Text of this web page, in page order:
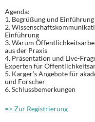
Agenda:
1. Begrüßung und Einführung
2.
Einführung
3. Warum
aus der Praxis
4. Präsentation und Live-
Experten für
5. Karger’s Angebote für
und Forscher
6. Schlussbemerkungen
=> Zur Registrierung